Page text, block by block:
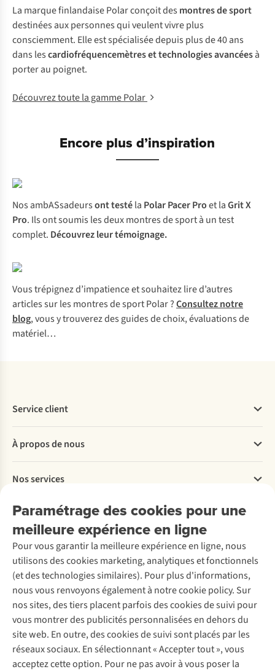
La marque finlandaise Polar conçoit des montres de sport
destinées aux personnes qui veulent vivre plus
consciemment. Elle est spécialisée depuis plus de 40 ans
dans lescardiofréquencemètres et technologies avancéesà
porter au poignet.
Découvrez toute la gamme Polar
Encore plus d’inspiration
Nos ambASsadeursonttestéla PolarPacerProet laGritX
Pro. Ilsontsoumis lesdeuxmontresdesportà untest
complet. Découvrez leur témoignage.
Vous trépignez d’impatience et souhaitez lire d’autres
articles sur les montres de sport Polar ?Consultez notre
blog, vous y trouverez des guides de choix, évaluations de
matériel…
Paramétrage des cookies pour une
meilleure expérience en ligne
Pour vous garantir la meilleure expérience en ligne, nous
utilisons des cookies marketing, analytiques et fonctionnels
(et des technologies similaires). Pour plus d'informations,
nous vous renvoyons également à notre cookie policy. Sur
nos sites, des tiers placent parfois des cookies de suivi pour
vous montrer des publicités personnalisées en dehors du
site web. En outre, des cookies de suivi sont placés par les
réseaux sociaux. En sélectionnant « Accepter tout », vous
acceptez cette option. Pour ne pas avoir à vous poser la
Service client
Commander
Payer
Livraison
Rétractation d'une commande
Entretien & réparations
Garantie
Contactez-nous
À propos de nous
Explore More
À propos d’Ayacucho
Nos magasins
À propos d’A.S.Adventure
Déclaration d'accessibilité
Nos services
Location / Location sports d’hiver
Entretien de ski
Service de lavage
Entretien de chaussures
Réparation de chaussures
Réparation de vêtements
Retouches
Pour les entreprises
Découvrez
A.S.Magazine
Explore Camp
Gear Check
Expertise & conseils
Abonnez-vous à la newsletter
Suivez-nous